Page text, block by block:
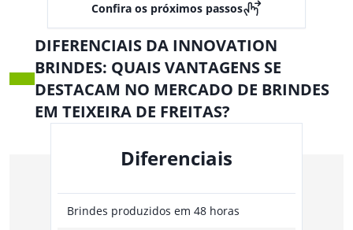
Confira os próximos passos
DIFERENCIAIS DA INNOVATION
BRINDES: QUAIS VANTAGENS SE
DESTACAM NO MERCADO DE BRINDES
EM TEIXEIRA DE FREITAS?
Diferenciais
Brindes produzidos em 48 horas